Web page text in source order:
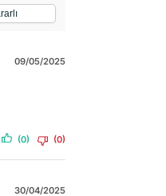
09/05/2025
(0) (0)
30/04/2025